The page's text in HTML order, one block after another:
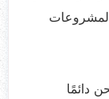
دائمًا